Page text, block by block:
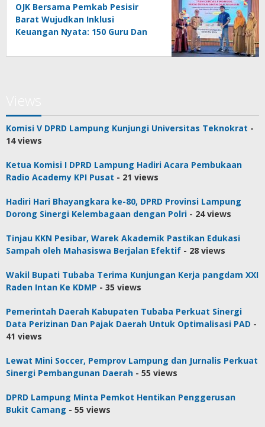
OJK Bersama Pemkab Pesisir
Barat Wujudkan Inklusi
Keuangan Nyata: 150 Guru Dan
Asuransi Jiwa
Komisi V DPRD Lampung Kunjungi Universitas Teknokrat -
14 views
Ketua Komisi I DPRD Lampung Hadiri Acara Pembukaan
Radio Academy KPI Pusat - 21 views
Hadiri Hari Bhayangkara ke-80, DPRD Provinsi Lampung
Dorong Sinergi Kelembagaan dengan Polri - 24 views
Tinjau KKN Pesibar, Warek Akademik Pastikan Edukasi
Sampah oleh Mahasiswa Berjalan Efektif - 28 views
Wakil Bupati Tubaba Terima Kunjungan Kerja pangdam XXI
Raden Intan Ke KDMP - 35 views
Pemerintah Daerah Kabupaten Tubaba Perkuat Sinergi
Data Perizinan Dan Pajak Daerah Untuk Optimalisasi PAD -
41 views
Lewat Mini Soccer, Pemprov Lampung dan Jurnalis Perkuat
Sinergi Pembangunan Daerah - 55 views
DPRD Lampung Minta Pemkot Hentikan Penggerusan
Bukit Camang - 55 views